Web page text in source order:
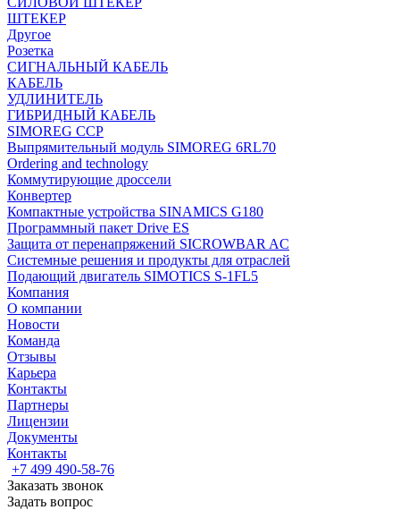
ШТЕКЕР
Другое
Розетка
СИГНАЛЬНЫЙ КАБЕЛЬ
КАБЕЛЬ
УДЛИНИТЕЛЬ
ГИБРИДНЫЙ КАБЕЛЬ
SIMOREG CCP
Выпрямительный модуль SIMOREG 6RL70
Ordering and technology
Коммутирующие дроссели
Конвертер
Компактные устройства SINAMICS G180
Программный пакет Drive ES
Защита от перенапряжений SICROWBAR AC
Системные решения и продукты для отраслей
Подающий двигатель SIMOTICS S-1FL5
Компания
О компании
Новости
Команда
Отзывы
Карьера
Контакты
Партнеры
Лицензии
Документы
Контакты
+7 499 490-58-76
Заказать звонок
Задать вопрос